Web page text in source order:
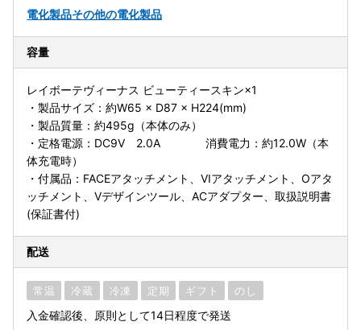
電化製品その他の電化製品
容量
レイボーテヴィーナス ビューティースキン×1
・製品サイズ：約W65 × D87 × H224(mm)
・製品質量：約495g（本体のみ）
・定格電源：DC9V 2.0A 消費電力：約12.0W（本
体充電時）
・付属品：FACEアタッチメント、VIアタッチメント、Oアタ
ッチメント、Vデザインツール、ACアダプター、取扱説明書
(保証書付)
配送
常温 冷蔵 冷凍 定期 ギフト のし
入金確認後、原則として14日程度で発送